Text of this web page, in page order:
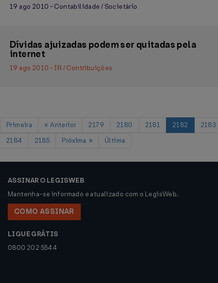
19 ago 2010 - Contabilidade / Societário
Dívidas ajuizadas podem ser quitadas pela
internet
19 ago 2010 - IR / Contribuições
Primeira Anterior 2179 2180 2181 2182
2183
2184
2185 Próxima Última
ASSINAR O LEGISWEB
Mantenha-se informado e atualizado com o LegisWeb.
COMO ASSINAR
LIGUE GRÁTIS
0800 202 5544